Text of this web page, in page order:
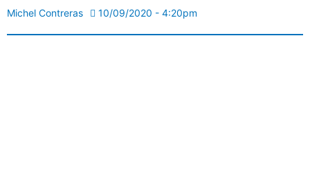
Michel Contreras 10/09/2020 - 4:20pm